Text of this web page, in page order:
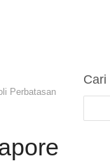
Perbatasan
Cari